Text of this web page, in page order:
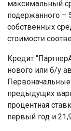
максимальный
подержанного –
собственных
стоимости
Кредит
нового или б/у
предыдущих
процентная
первый год и